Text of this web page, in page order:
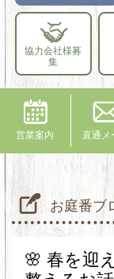
協力会社様募
集
営業案内 直通メ
お庭番ブ
🌸 春を迎